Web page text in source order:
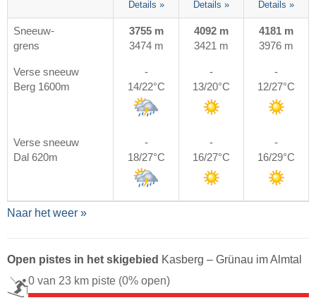
Details » Details » Details »
Sneeuw-
grens
3755 m
3474 m
4092 m
3421 m
4181 m
3976 m
Verse sneeuw
Berg 1600m
-
14/22°C
-
13/20°C
-
12/27°C
Verse sneeuw
Dal 620m
-
18/27°C
-
16/27°C
-
16/29°C
Naar het weer »
Open pistes in het skigebied Kasberg – Grünau im Almtal
0 van 23 km piste (0% open)